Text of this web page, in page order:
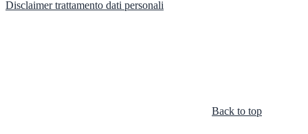
Disclaimer trattamento dati personali
Back to top